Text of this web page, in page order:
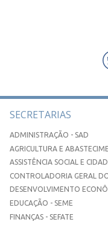
SECRETARIAS
ADMINISTRAÇÃO - SAD
AGRICULTURA E
ASSISTÊNCIA SOCIAL E
CONTROLADORIA GERAL
DESENVOLVIMENTO
EDUCAÇÃO - SEME
FINANÇAS - SEFATE